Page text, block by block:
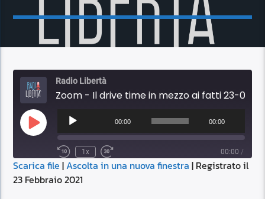
Radio Libertà
Play
Episode
Audio
Player
00:00 00:00
1x 00:00 /
SUBSCRIBE SHARE
Apple Podcasts
SHARE
Scarica file |Ascolta in una nuova finestra | Registrato il
23 Febbraio 2021